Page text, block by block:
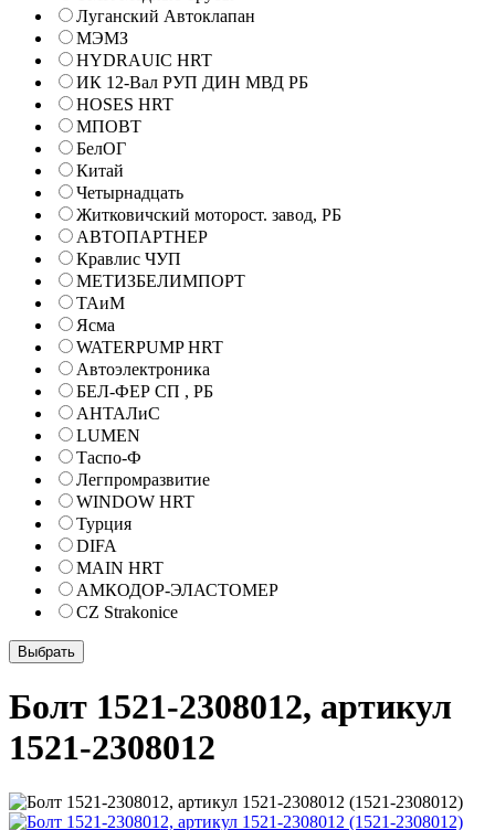
Луганский Автоклапан
МЭМЗ
HYDRAUIC HRT
ИК 12-Вал РУП ДИН МВД РБ
HOSES HRT
МПОВТ
БелОГ
Китай
Четырнадцать
Житковичский моторост. завод, РБ
АВТОПАРТНЕР
Кравлис ЧУП
МЕТИЗБЕЛИМПОРТ
ТАиМ
Ясма
WATERPUMP HRT
Автоэлектроника
БЕЛ-ФЕР СП , РБ
АНТАЛиС
LUMEN
Таспо-Ф
Легпромразвитие
WINDOW HRT
Турция
DIFA
MAIN HRT
АМКОДОР-ЭЛАСТОМЕР
CZ Strakonice
Болт 1521-2308012, артикул
1521-2308012